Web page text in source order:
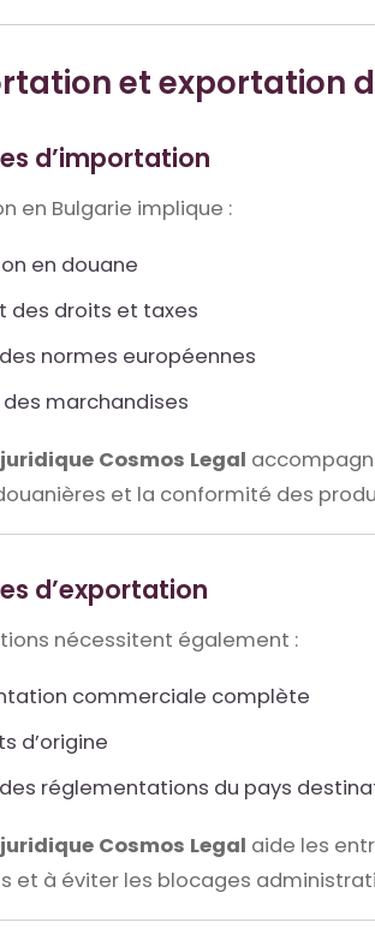
et exportation
d’importation
en Bulgarie implique :
en douane
des droits et taxes
normes européennes
marchandises
Cosmos Legal
et la conformité des
d’exportation
nécessitent également :
commerciale complète
d’origine
réglementations du pays
Cosmos Legal aide les
et à éviter les blocages